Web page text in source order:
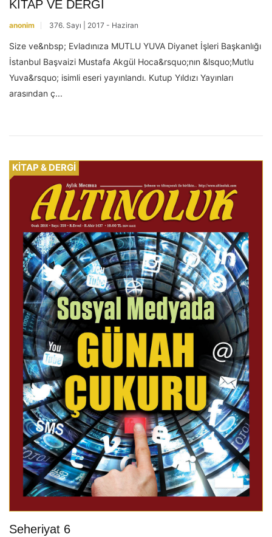
KİTAP VE DERGİ
anonim 376. Sayı | 2017 - Haziran
Size ve&nbsp; Evladınıza MUTLU YUVA Diyanet İşleri Başkanlığı
İstanbul Başvaizi Mustafa Akgül Hoca&rsquo;nın &lsquo;Mutlu
Yuva&rsquo; isimli eseri yayınlandı. Kutup Yıldızı Yayınları
arasından ç...
KİTAP & DERGİ
Seheriyat 6